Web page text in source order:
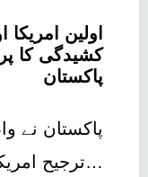
اولین
کشیدگی کا
پاکستان
پاکستان نے
ترجیح امریکا…